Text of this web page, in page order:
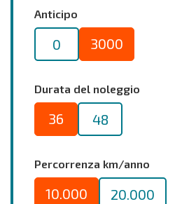
Anticipo
0 3000
Durata del noleggio
36 48
Percorrenza km/anno
10.000 20.000